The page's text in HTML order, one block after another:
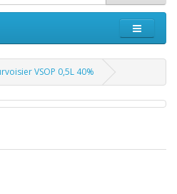
VSOP 0,5L 40%